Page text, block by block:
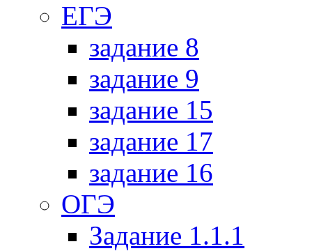
ЕГЭ
задание 8
задание 9
задание 15
задание 17
задание 16
ОГЭ
Задание 1.1.1